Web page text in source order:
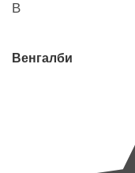
В
Венгалби